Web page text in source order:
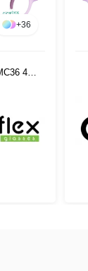
+36
40